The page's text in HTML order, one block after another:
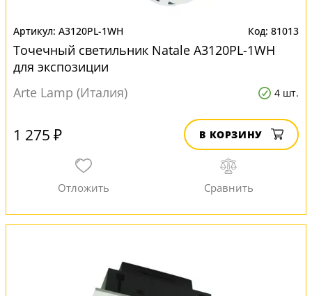
A3120PL-1WH 81013
Точечный светильник Natale A3120PL-1WH
для экспозиции
Arte Lamp (Италия)
4 шт.
1 275 ₽ В КОРЗИНУ